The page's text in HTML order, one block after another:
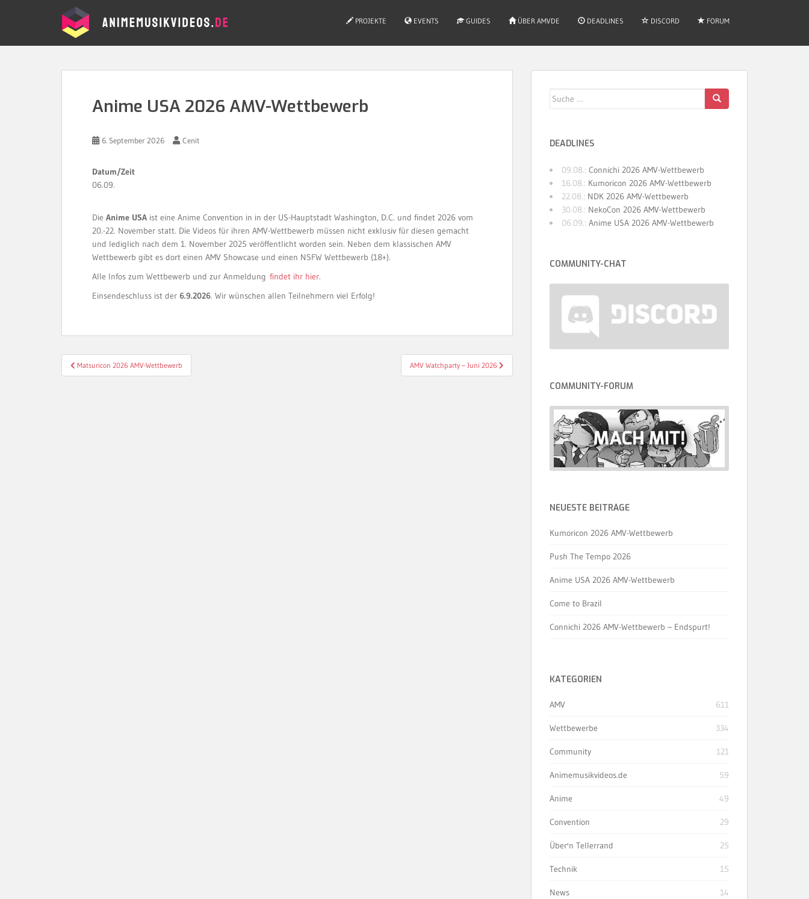
p
PROJEKTE EVENTS GUIDES ÜBER AMVDE DEADLINES DISCORD FORUM
Anime USA 2026 AMV-Wettbewerb
6. September 2026 Cenit
Datum/Zeit
06.09.
Die Anime USA ist eine Anime Convention in in der US-Hauptstadt Washington, D.C. und findet 2026 vom
20.-22. November statt. Die Videos für ihren AMV-Wettbewerb müssen nicht exklusiv für diesen gemacht
und lediglich nach dem 1. November 2025 veröffentlicht worden sein. Neben dem klassischen AMV
Wettbewerb gibt es dort einen AMV Showcase und einen NSFW Wettbewerb (18+).
Alle Infos zum Wettbewerb und zur Anmeldung findet ihr hier.
Einsendeschluss ist der 6.9.2026. Wir wünschen allen Teilnehmern viel Erfolg!
Beitragsnavigation
Matsuricon 2026 AMV-Wettbewerb AMV Watchparty – Juni 2026
Suche
DEADLINES
09.08.: Connichi 2026 AMV-Wettbewerb
16.08.: Kumoricon 2026 AMV-Wettbewerb
22.08.: NDK 2026 AMV-Wettbewerb
30.08.: NekoCon 2026 AMV-Wettbewerb
06.09.: Anime USA 2026 AMV-Wettbewerb
COMMUNITY-CHAT
COMMUNITY-FORUM
NEUESTE BEITRÄGE
Kumoricon 2026 AMV-Wettbewerb
Push The Tempo 2026
Anime USA 2026 AMV-Wettbewerb
Come to Brazil
Connichi 2026 AMV-Wettbewerb – Endspurt!
KATEGORIEN
AMV 611
Wettbewerbe 334
Community 121
Animemusikvideos.de 59
Anime 49
Convention 29
Über'n Tellerrand 25
Technik 15
News 14